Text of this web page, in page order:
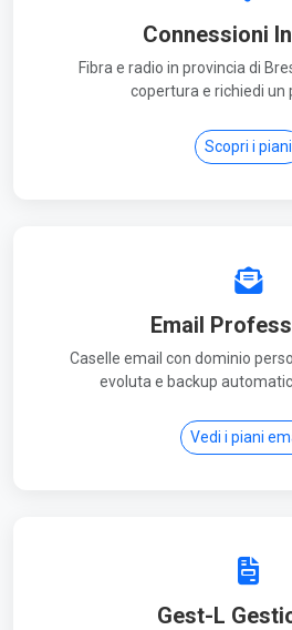
Connessioni
Fibra e radio in provincia di
copertura e richiedi un
Scopri i piani
Email
Caselle email con dominio
evoluta e backup
Vedi i piani
Gest-L